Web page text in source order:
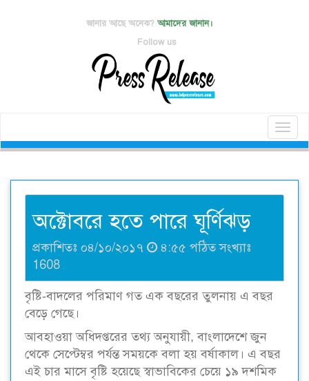
জানার আছে অনেক? আমাদের জানান।
Follow us
অক্টোবরে হতে পারে ঘূর্ণিঝড়
প্রকাশিতঃ ০৪/১০/২০১৭
৪:৫৫ পঠিত সংখ্যাঃ
1608
বৃষ্টি-বাদলের পরিমাণ গত এক বছরের তুলনায় এ বছর
বেড়ে গেছে।
আবহাওয়া অধিদপ্তরের তথ্য অনুযায়ী, বাংলাদেশে জুন
থেকে সেপ্টেম্বর পর্যন্ত সময়কে বলা হয় বর্ষাকাল। এ বছর
এই চার মাসে বৃষ্টি হয়েছে স্বাভাবিকের চেয়ে ১৯ দশমিক